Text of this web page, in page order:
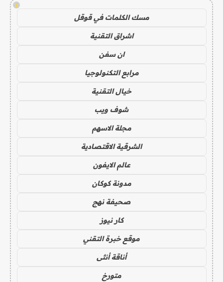
!
مسك الكلمات في قوقل
اشراق التقنية
ان سفن
مرابع التكنولوجيا
خيال التقنية
شوف ويب
مجلة الاسهم
الشرقية الاقتصادية
عالم الايفون
مدونة كوكان
صحيفة نهج
كار نيوز
موقع خبرة التقني
أناقة أنثى
متورخ